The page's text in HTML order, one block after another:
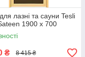
лазні та сауни Tesli
1900 х 700
₴ 8 415 ₴